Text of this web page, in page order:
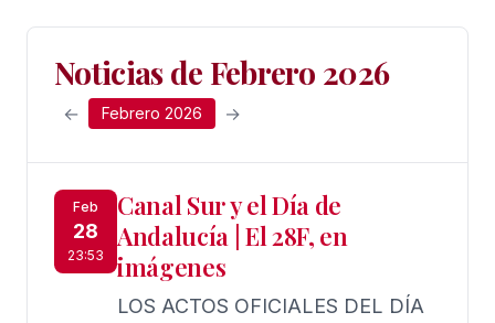
Noticias de Febrero 2026
← Febrero 2026 →
Feb
28
23:53
Canal Sur y el Día de
Andalucía | El 28F, en
imágenes
LOS ACTOS OFICIALES DEL DÍA